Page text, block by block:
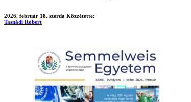
2026. február 18. szerda Közzétette:
Tasnádi Róbert